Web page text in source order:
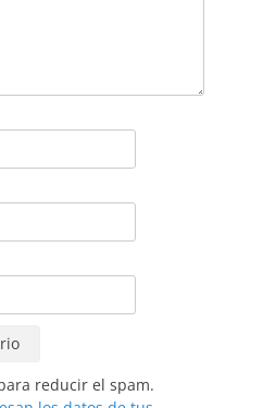
reducir el spam.